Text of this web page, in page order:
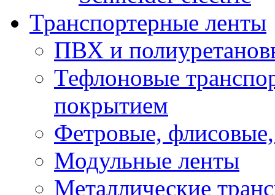
Транспортерные ленты
ПВХ и
Тефлоновые
покрытием
Фетровые,
Модульные ленты
Металлические